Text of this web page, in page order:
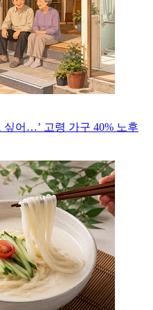
싶어…’ 고령 가구 40% 노후